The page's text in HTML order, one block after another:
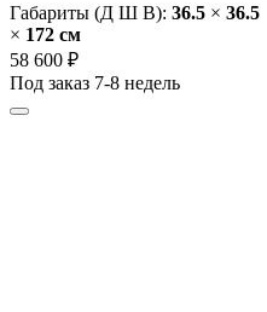
Габариты (Д Ш В): 36.5 × 36.5
× 172 cм
58 600 ₽
Под заказ 7-8 недель